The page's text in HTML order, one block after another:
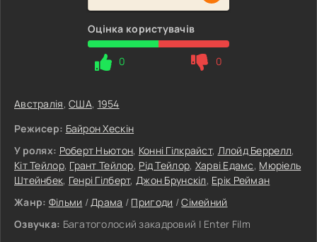
Оцінка користувачів
0 0
Австралія,США, 1954
Режисер: Байрон Хескін
У ролях: Роберт Ньютон, Конні Гілкрайст, Ллойд Беррелл,
Кіт Тейлор, Грант Тейлор, Рід Тейлор, Харві Едамс, Мюріель
Штейнбек, Генрі Гілберт,Джон Брунскіл, Ерік Рейман
Жанр: Фільми /Драма / Пригоди /Сімейний
Озвучка: Багатоголосий закадровий | Enter Film